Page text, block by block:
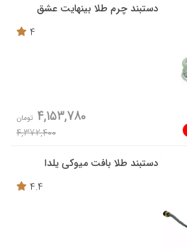
دستبند چرم طلا بینهایت عشق
4
4,153,780 تومان
4,372,400
دستبند طلا بافت میوکی یلدا
4.4